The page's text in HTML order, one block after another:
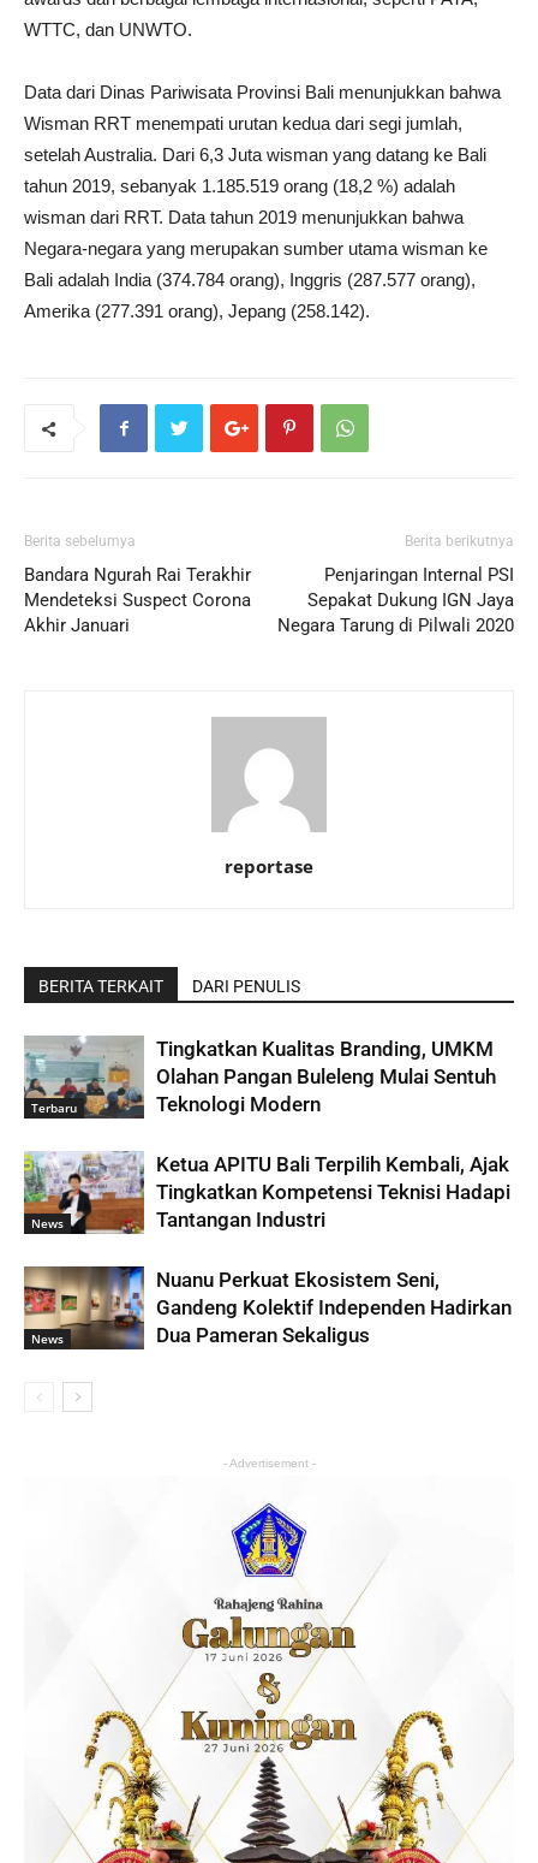
WTTC, dan UNWTO.
Data dari Dinas Pariwisata Provinsi Bali menunjukkan bahwa
Wisman RRT menempati urutan kedua dari segi jumlah,
setelah Australia. Dari 6,3 Juta wisman yang datang ke Bali
tahun 2019, sebanyak 1.185.519 orang (18,2 %) adalah
wisman dari RRT. Data tahun 2019 menunjukkan bahwa
Negara-negara yang merupakan sumber utama wisman ke
Bali adalah India (374.784 orang), Inggris (287.577 orang),
Amerika (277.391 orang), Jepang (258.142).
Berita sebelumya
Bandara Ngurah Rai Terakhir
Mendeteksi Suspect Corona
Akhir Januari
Berita berikutnya
Penjaringan Internal PSI
Sepakat Dukung IGN Jaya
Negara Tarung di Pilwali 2020
reportase
BERITA TERKAIT DARI PENULIS
Terbaru
Tingkatkan Kualitas Branding, UMKM
Olahan Pangan Buleleng Mulai Sentuh
Teknologi Modern
News
Ketua APITU Bali Terpilih Kembali, Ajak
Tingkatkan Kompetensi Teknisi Hadapi
Tantangan Industri
News
Nuanu Perkuat Ekosistem Seni,
Gandeng Kolektif Independen Hadirkan
Dua Pameran Sekaligus
- Advertisement -